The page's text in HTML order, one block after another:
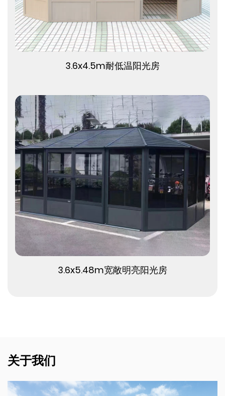
查看更多
3.6x4.5m耐低温阳光房
查看更多
3.6x5.48m宽敞明亮阳光房
关于我们